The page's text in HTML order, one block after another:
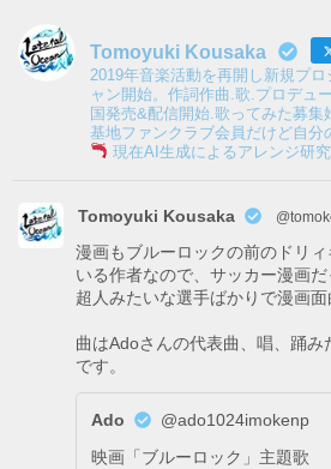
Tomoyuki Kousaka
2019年音楽活動を再開し新規プ
ャン開始。作詞作曲.歌.プロデュ
国発売&配信開始.歌ってみた募集
基地ファンクラブ会員だけど自分
現在AI生成によるアレンジ研
Tomoyuki Kousaka
漫画もブルーロックの前のドリ
いる作者なので、サッカー漫画だ
超人みたいな選手ばかりで漫画面
曲はAdoさんの代表曲、唱、踊み
です。
Ado
@ado1024imokenp
映画「ブルーロック」主題歌